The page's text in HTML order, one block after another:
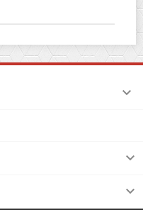


